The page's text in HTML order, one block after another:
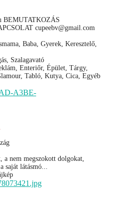
BEMUTATKOZÁS
cupeebv@gmail.com
Baba, Gyerek, Keresztelő,
Szalagavató
Enteriőr, Épület, Tárgy,
Tabló, Kutya, Cica, Egyéb
a nem megszokott dolgokat,
saját látásmó...